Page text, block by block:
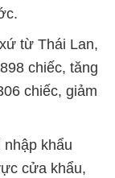
từ Thái Lan,
chiếc, tăng
chiếc, giảm
khẩu
cửa khẩu,